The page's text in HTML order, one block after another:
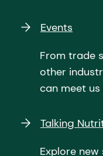
Events
From trade
other
can meet us
Talking
Explore